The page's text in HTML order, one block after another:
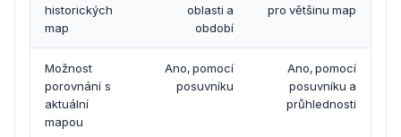
historických
map
oblasti a
období
pro většinu map
Možnost
porovnání s
aktuální
mapou
Ano, pomocí
posuvníku
Ano, pomocí
posuvníku a
průhlednosti